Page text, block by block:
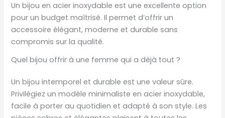
Un bijou en acier inoxydable est une excellente option
pour un budget maîtrisé. Il permet d’offrir un
accessoire élégant, moderne et durable sans
compromis sur la qualité.
Quel bijou offrir à une femme qui a déjà tout ?
Un bijou intemporel et durable est une valeur sûre.
Privilégiez un modèle minimaliste en acier inoxydable,
facile à porter au quotidien et adapté à son style. Les